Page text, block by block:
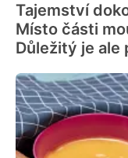
Tajemství
Místo části
Důležitý je ale